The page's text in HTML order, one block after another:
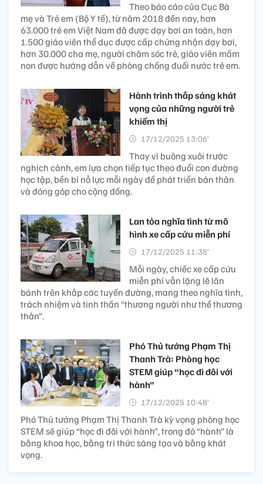
Theo báo cáo của Cục Bà
mẹ và Trẻ em (Bộ Y tế), từ năm 2018 đến nay, hơn
63.000 trẻ em Việt Nam đã được dạy bơi an toàn, hơn
1.500 giáo viên thể dục được cấp chứng nhận dạy bơi,
hơn 30.000 cha mẹ, người chăm sóc trẻ, giáo viên mầm
non được hướng dẫn về phòng chống đuối nước trẻ em.
Hành trình thắp sáng khát
vọng của những người trẻ
khiếm thị
17/12/2025 13:06’
Thay vì buông xuôi trước
nghịch cảnh, em lựa chọn tiếp tục theo đuổi con đường
học tập, bền bỉ nỗ lực mỗi ngày để phát triển bản thân
và đóng góp cho cộng đồng.
Lan tỏa nghĩa tình từ mô
hình xe cấp cứu miễn phí
17/12/2025 11:38’
Mỗi ngày, chiếc xe cấp cứu
miễn phí vẫn lặng lẽ lăn
bánh trên khắp các tuyến đường, mang theo nghĩa tình,
trách nhiệm và tinh thần “thương người như thể thương
thân”.
Phó Thủ tướng Phạm Thị
Thanh Trà: Phòng học
STEM giúp “học đi đôi với
hành”
17/12/2025 10:48’
Phó Thủ tướng Phạm Thị Thanh Trà kỳ vọng phòng học
STEM sẽ giúp “học đi đôi với hành”, trong đó “hành” là
bằng khoa học, bằng tri thức sáng tạo và bằng khát
vọng.